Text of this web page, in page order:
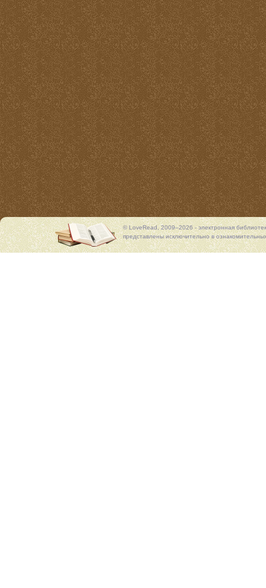
© LoveRead, 2009–2026 - электронная
представлены исключительно в